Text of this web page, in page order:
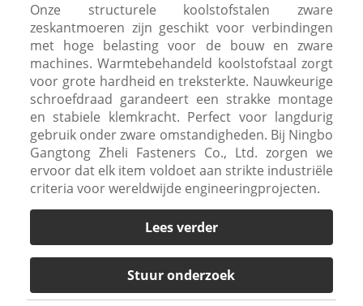
Onze structurele koolstofstalen zware
zeskantmoeren zijn geschikt voor verbindingen
met hoge belasting voor de bouw en zware
machines. Warmtebehandeld koolstofstaal zorgt
voor grote hardheid en treksterkte. Nauwkeurige
schroefdraad garandeert een strakke montage
en stabiele klemkracht. Perfect voor langdurig
gebruik onder zware omstandigheden. Bij Ningbo
Gangtong Zheli Fasteners Co., Ltd. zorgen we
ervoor dat elk item voldoet aan strikte industriële
criteria voor wereldwijde engineeringprojecten.
Lees verder
Stuur onderzoek